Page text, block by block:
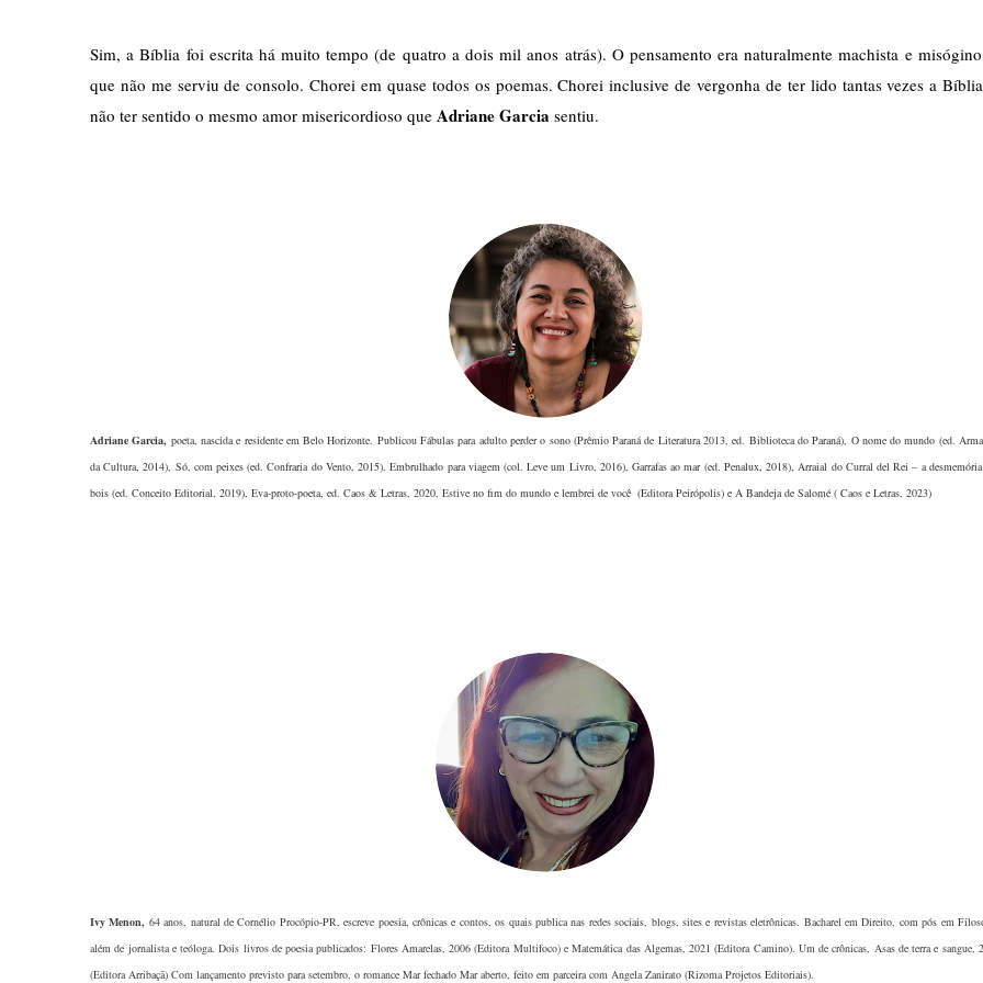
Sim, a Bíblia foi escrita há muito tempo (de quatro a dois mil anos atrás). O pensamento era naturalmente machista e
que não me serviu de consolo. Chorei em quase todos os poemas. Chorei inclusive de vergonha de ter lido tantas vezes a
não ter sentido o mesmo amor misericordioso que Adriane Garcia sentiu.
Adriane Garcia, poeta, nascida e residente em Belo Horizonte. Publicou Fábulas para adulto perder o sono (Prêmio Paraná de Literatura 2013, ed. Biblioteca do Paraná), O nome do mundo (ed.
da Cultura, 2014), Só, com peixes (ed. Confraria do Vento, 2015), Embrulhado para viagem (col. Leve um Livro, 2016), Garrafas ao mar (ed. Penalux, 2018), Arraial do Curral del Rei – a
bois (ed. Conceito Editorial, 2019), Eva-proto-poeta, ed. Caos & Letras, 2020, Estive no fim do mundo e lembrei de você (Editora Peirópolis) e A Bandeja de Salomé ( Caos e Letras, 2023)
Ivy Menon, 64 anos, natural de Cornélio Procópio-PR, escreve poesia, crônicas e contos, os quais publica nas redes sociais, blogs, sites e revistas eletrônicas. Bacharel em Direito, com pós em
além de jornalista e teóloga. Dois livros de poesia publicados: Flores Amarelas, 2006 (Editora Multifoco) e Matemática das Algemas, 2021 (Editora Camino). Um de crônicas, Asas de terra e sangue,
(Editora Arribaçã) Com lançamento previsto para setembro, o romance Mar fechado Mar aberto, feito em parceira com Angela Zanirato (Rizoma Projetos Editoriais).